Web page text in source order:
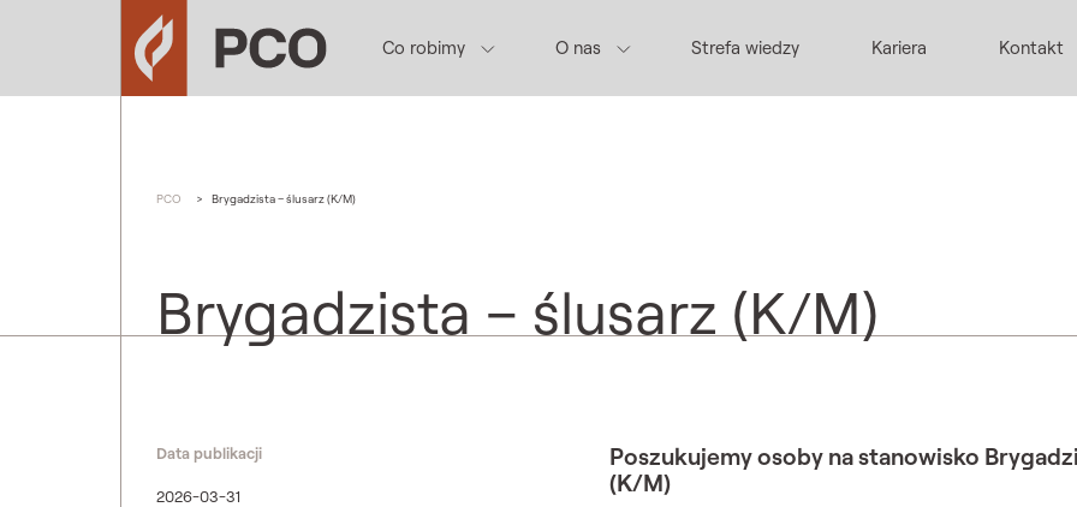
Co robimy O nas Strefa wiedzy Kariera Kontakt
PCO > Brygadzista – ślusarz (K/M)
Brygadzista – ślusarz (K/M)
Data publikacji
2026-03-31
Poszukujemy osoby na stanowisko
(K/M)